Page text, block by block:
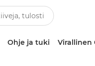
Ohje ja tuki Virallinen